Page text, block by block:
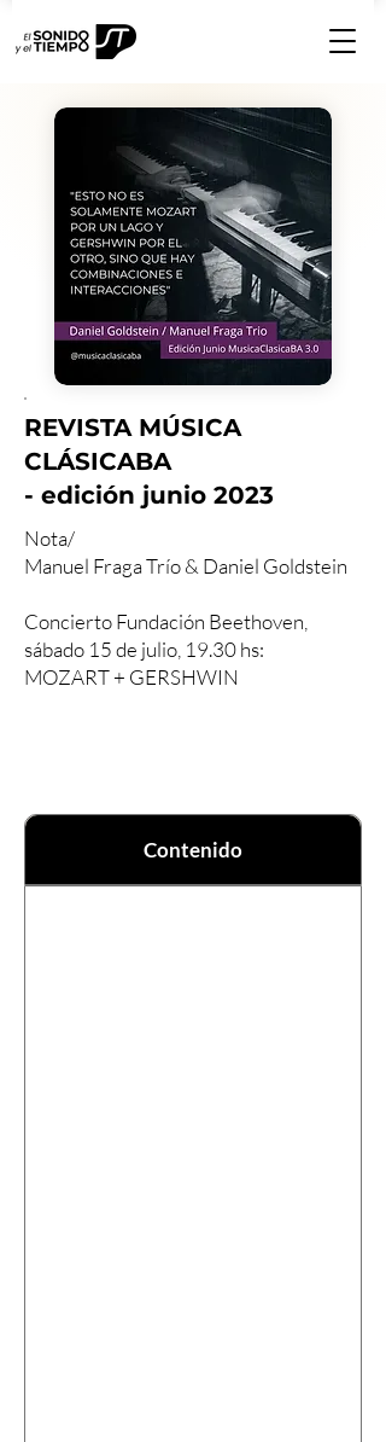
REVISTA MÚSICA
CLÁSICABA
- edición junio 2023
Nota/
Manuel Fraga Trío & Daniel Goldstein
Concierto Fundación Beethoven,
sábado 15 de julio, 19.30 hs:
MOZART + GERSHWIN
Contenido